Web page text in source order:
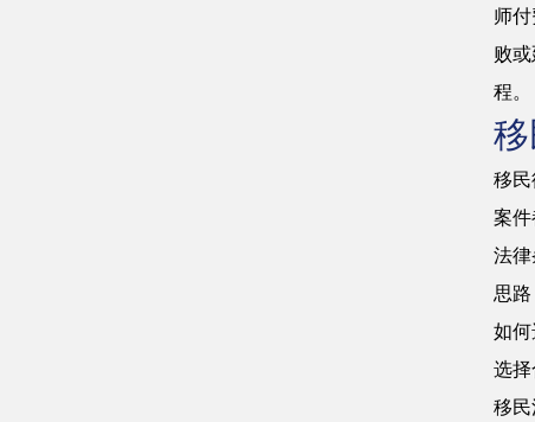
师
败
程。
移
案
法
思
如
选
移